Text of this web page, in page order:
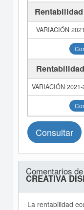
Consultar
Comentarios
CREATIVA
La rentabilidad